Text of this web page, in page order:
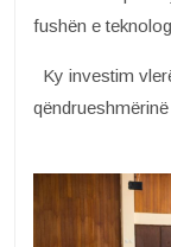
fushën e
Ky investim